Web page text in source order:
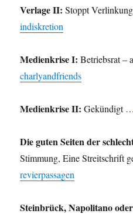
Verlage II: Stoppt
indiskretion
Medienkrise I: Betriebsrat –
charlyandfriends
Medienkrise II: Gekündigt
Die guten Seiten der
Stimmung, Eine Streitschrift
revierpassagen
Steinbrück, Napolitano